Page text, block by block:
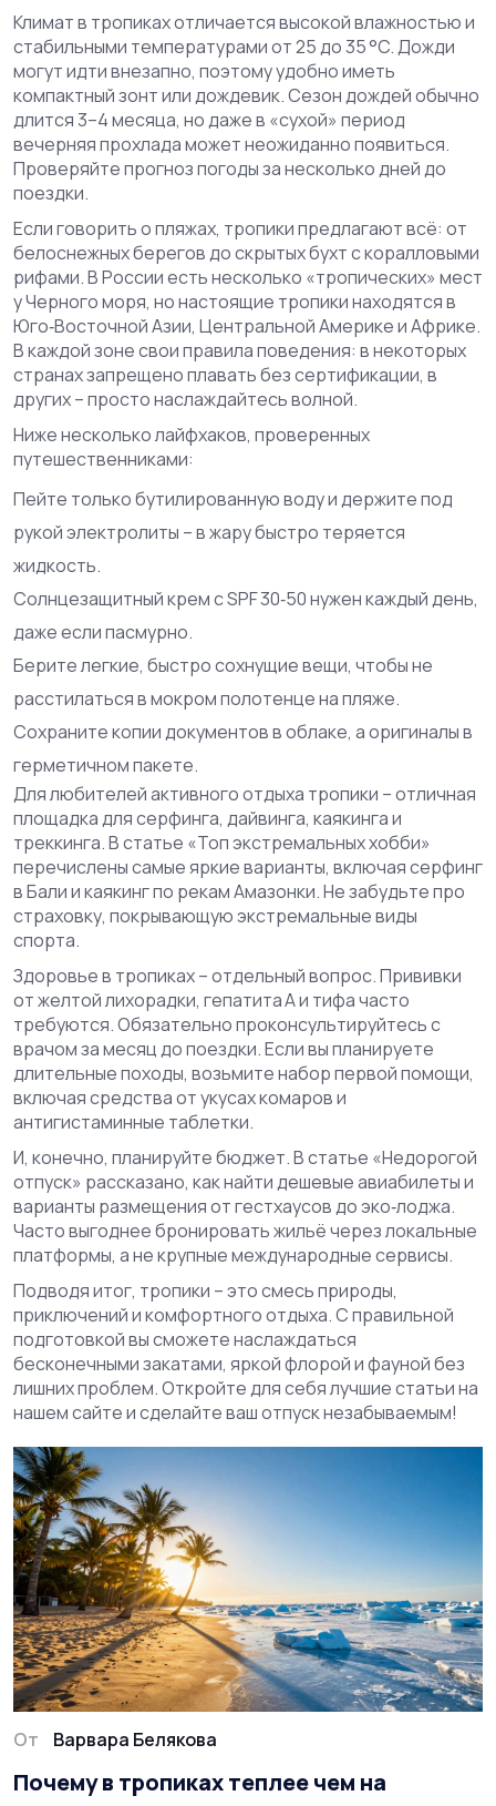
Климат в тропиках отличается высокой влажностью и
стабильными температурами от 25 до 35 °C. Дожди
могут идти внезапно, поэтому удобно иметь
компактный зонт или дождевик. Сезон дождей обычно
длится 3–4 месяца, но даже в «сухой» период
вечерняя прохлада может неожиданно появиться.
Проверяйте прогноз погоды за несколько дней до
поездки.
Если говорить о пляжах, тропики предлагают всё: от
белоснежных берегов до скрытых бухт с коралловыми
рифами. В России есть несколько «тропических» мест
у Черного моря, но настоящие тропики находятся в
Юго‑Восточной Азии, Центральной Америке и Африке.
В каждой зоне свои правила поведения: в некоторых
странах запрещено плавать без сертификации, в
других – просто наслаждайтесь волной.
Ниже несколько лайфхаков, проверенных
путешественниками:
Пейте только бутилированную воду и держите под
рукой электролиты – в жару быстро теряется
жидкость.
Солнцезащитный крем с SPF 30‑50 нужен каждый день,
даже если пасмурно.
Берите легкие, быстро сохнущие вещи, чтобы не
расстилаться в мокром полотенце на пляже.
Сохраните копии документов в облаке, а оригиналы в
герметичном пакете.
Для любителей активного отдыха тропики – отличная
площадка для серфинга, дайвинга, каякинга и
треккинга. В статье «Топ экстремальных хобби»
перечислены самые яркие варианты, включая серфинг
в Бали и каякинг по рекам Амазонки. Не забудьте про
страховку, покрывающую экстремальные виды
спорта.
Здоровье в тропиках – отдельный вопрос. Прививки
от желтой лихорадки, гепатита А и тифа часто
требуются. Обязательно проконсультируйтесь с
врачом за месяц до поездки. Если вы планируете
длительные походы, возьмите набор первой помощи,
включая средства от укусах комаров и
антигистаминные таблетки.
И, конечно, планируйте бюджет. В статье «Недорогой
отпуск» рассказано, как найти дешевые авиабилеты и
варианты размещения от гестхаусов до эко‑лоджа.
Часто выгоднее бронировать жильё через локальные
платформы, а не крупные международные сервисы.
Подводя итог, тропики – это смесь природы,
приключений и комфортного отдыха. С правильной
подготовкой вы сможете наслаждаться
бесконечными закатами, яркой флорой и фауной без
лишних проблем. Откройте для себя лучшие статьи на
нашем сайте и сделайте ваш отпуск незабываемым!
От Варвара Белякова
Почему в тропиках теплее чем на